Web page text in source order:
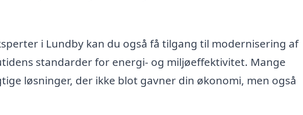
i Lundby kan du også få tilgang til modernisering af
standarder for energi- og miljøeffektivitet. Mange
løsninger, der ikke blot gavner din økonomi, men også